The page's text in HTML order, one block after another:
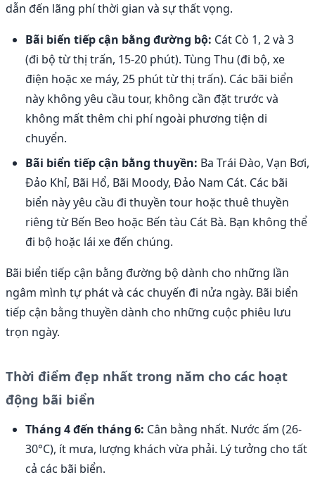
dẫn đến lãng phí thời gian và sự thất vọng.
Bãi biển tiếp cận bằng đường bộ: Cát Cò 1, 2 và 3
(đi bộ từ thị trấn, 15-20 phút). Tùng Thu (đi bộ, xe
điện hoặc xe máy, 25 phút từ thị trấn). Các bãi biển
này không yêu cầu tour, không cần đặt trước và
không mất thêm chi phí ngoài phương tiện di
chuyển.
Bãi biển tiếp cận bằng thuyền: Ba Trái Đào, Vạn Bơi,
Đảo Khỉ, Bãi Hổ, Bãi Moody, Đảo Nam Cát. Các bãi
biển này yêu cầu đi thuyền tour hoặc thuê thuyền
riêng từ Bến Beo hoặc Bến tàu Cát Bà. Bạn không thể
đi bộ hoặc lái xe đến chúng.
Bãi biển tiếp cận bằng đường bộ dành cho những lần
ngâm mình tự phát và các chuyến đi nửa ngày. Bãi biển
tiếp cận bằng thuyền dành cho những cuộc phiêu lưu
trọn ngày.
Thời điểm đẹp nhất trong năm cho các hoạt
động bãi biển
Tháng 4 đến tháng 6: Cân bằng nhất. Nước ấm (26-
30°C), ít mưa, lượng khách vừa phải. Lý tưởng cho tất
cả các bãi biển.